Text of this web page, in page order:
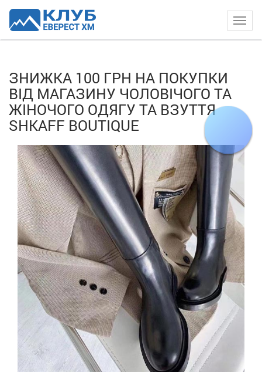
ЗНИЖКА 100 ГРН НА ПОКУПКИ
ВІД МАГАЗИНУ ЧОЛОВІЧОГО ТА
ЖІНОЧОГО ОДЯГУ ТА ВЗУТТЯ
SHKAFF BOUTIQUE